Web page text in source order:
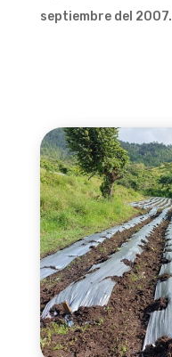
septiembre del 2007.